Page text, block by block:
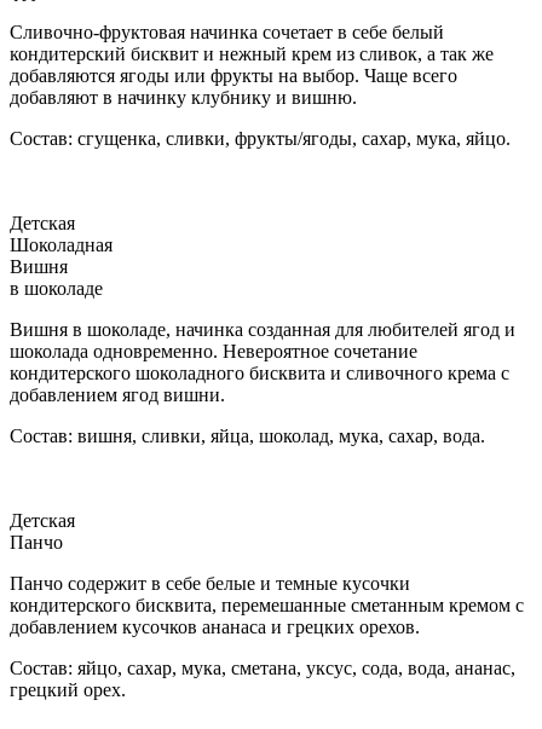
Сливочно-фруктовая начинка сочетает в себе белый
кондитерский бисквит и нежный крем из сливок, а так же
добавляются ягоды или фрукты на выбор. Чаще всего
добавляют в начинку клубнику и вишню.
Состав: сгущенка, сливки, фрукты/ягоды, сахар, мука, яйцо.
Детская
Шоколадная
Вишня
в шоколаде
Вишня в шоколаде, начинка созданная для любителей ягод и
шоколада одновременно. Невероятное сочетание
кондитерского шоколадного бисквита и сливочного крема с
добавлением ягод вишни.
Состав: вишня, сливки, яйца, шоколад, мука, сахар, вода.
Детская
Панчо
Панчо содержит в себе белые и темные кусочки
кондитерского бисквита, перемешанные сметанным кремом с
добавлением кусочков ананаса и грецких орехов.
Состав: яйцо, сахар, мука, сметана, уксус, сода, вода, ананас,
грецкий орех.